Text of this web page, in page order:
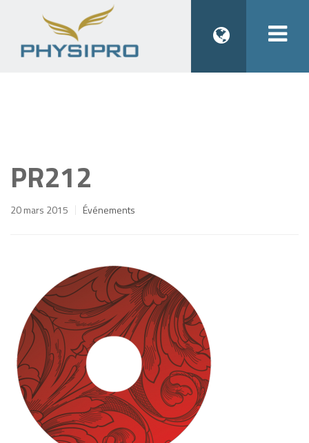
PR212
20 mars 2015 Événements